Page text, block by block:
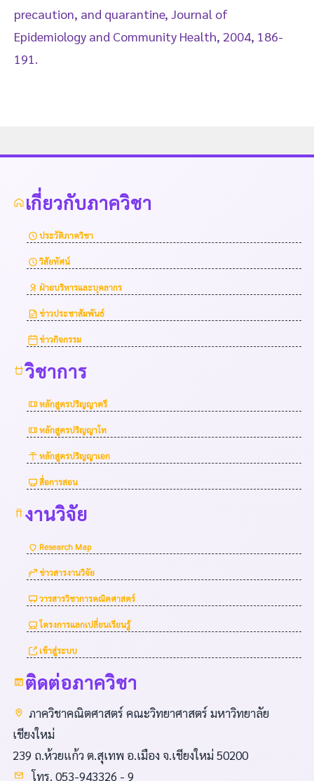
precaution, and quarantine, Journal of
Epidemiology and Community Health, 2004, 186-
191.
เกี่ยวกับภาควิชา
ประวัติภาควิชา
วิสัยทัศน์
ฝ่ายบริหารและบุคลากร
ข่าวประชาสัมพันธ์
ข่าวกิจกรรม
วิชาการ
หลักสูตรปริญญาตรี
หลักสูตรปริญญาโท
หลักสูตรปริญญาเอก
สื่อการสอน
งานวิจัย
Research Map
ข่าวสารงานวิจัย
วารสารวิชาการคณิตศาสตร์
โครงการแลกเปลี่ยนเรียนรู้
เข้าสู่ระบบ
ติดต่อภาควิชา
ภาควิชาคณิตศาสตร์ คณะวิทยาศาสตร์ มหาวิทยาลัย
เชียงใหม่
239 ถ.ห้วยแก้ว ต.สุเทพ อ.เมือง จ.เชียงใหม่ 50200
โทร. 053-943326 - 9